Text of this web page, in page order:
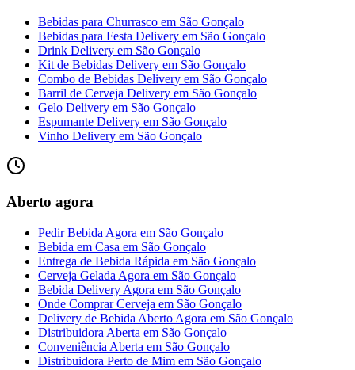
Bebidas para Churrasco em São Gonçalo
Bebidas para Festa Delivery em São Gonçalo
Drink Delivery em São Gonçalo
Kit de Bebidas Delivery em São Gonçalo
Combo de Bebidas Delivery em São Gonçalo
Barril de Cerveja Delivery em São Gonçalo
Gelo Delivery em São Gonçalo
Espumante Delivery em São Gonçalo
Vinho Delivery em São Gonçalo
Aberto agora
Pedir Bebida Agora em São Gonçalo
Bebida em Casa em São Gonçalo
Entrega de Bebida Rápida em São Gonçalo
Cerveja Gelada Agora em São Gonçalo
Bebida Delivery Agora em São Gonçalo
Onde Comprar Cerveja em São Gonçalo
Delivery de Bebida Aberto Agora em São Gonçalo
Distribuidora Aberta em São Gonçalo
Conveniência Aberta em São Gonçalo
Distribuidora Perto de Mim em São Gonçalo